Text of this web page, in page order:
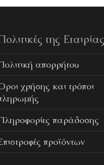
της Εταιρίας
απορρήτου
χρήσης και τρόποι
παράδοσης
προϊόντων